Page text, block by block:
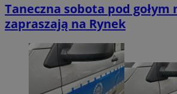
Taneczna sobota pod gołym
zapraszają na Rynek